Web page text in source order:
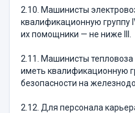
2.10. Машинисты
квалификационную группу
их помощники — не ниже III.
2.11. Машинисты
иметь квалификационную
безопасности на
2.12. Для персонала